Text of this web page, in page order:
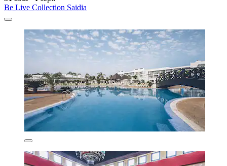
Be Live Collection Saidia